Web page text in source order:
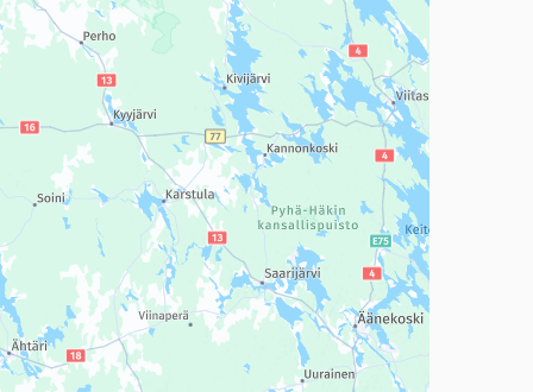
mutta se voi olla vaikeaselkoinen.